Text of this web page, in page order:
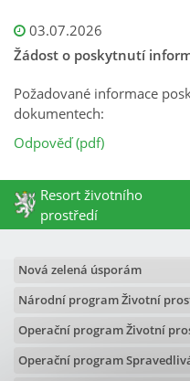
03.07.2026
Žádost o poskytnutí
Požadované informace
dokumentech:
Odpověď (pdf)
Resort životního
prostředí
Nová zelená úsporám
Národní program Životní
Operační program Životní
Operační program